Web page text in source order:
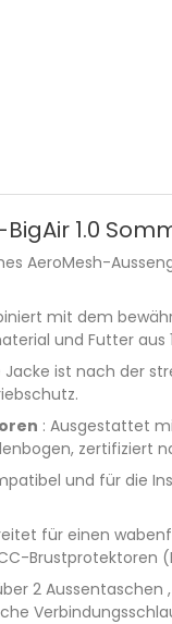
1.0
AeroMesh-
mit dem
und Futter aus
Jacke ist nach der
: Ausgestattet
zertifiziert
und für die
für einen
Brustprotektoren
2 Aussentaschen